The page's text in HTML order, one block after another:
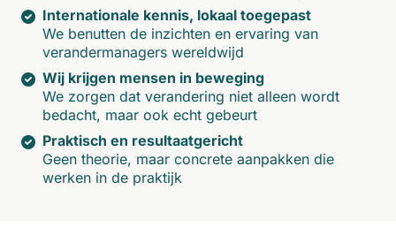
Internationale kennis, lokaal toegepast
We benutten de inzichten en ervaring van
verandermanagers wereldwijd
Wij krijgen mensen in beweging
We zorgen dat verandering niet alleen wordt
bedacht, maar ook echt gebeurt
Praktisch en resultaatgericht
Geen theorie, maar concrete aanpakken die
werken in de praktijk